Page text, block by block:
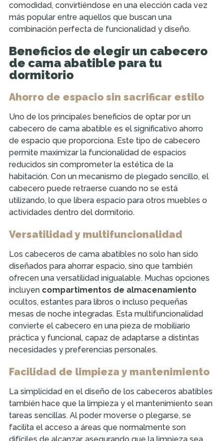
comodidad, convirtiéndose en una elección cada vez
más popular entre aquellos que buscan una
combinación perfecta de funcionalidad y diseño.
Beneficios de elegir un cabecero
de cama abatible para tu
dormitorio
Ahorro de espacio sin sacrificar estilo
Uno de los principales beneficios de optar por un
cabecero de cama abatible es el significativo ahorro
de espacio que proporciona. Este tipo de cabecero
permite maximizar la funcionalidad de espacios
reducidos sin comprometer la estética de la
habitación. Con un mecanismo de plegado sencillo, el
cabecero puede retraerse cuando no se está
utilizando, lo que libera espacio para otros muebles o
actividades dentro del dormitorio.
Versatilidad y multifuncionalidad
Los cabeceros de cama abatibles no solo han sido
diseñados para ahorrar espacio, sino que también
ofrecen una versatilidad inigualable. Muchas opciones
incluyen compartimentos de almacenamiento
ocultos, estantes para libros o incluso pequeñas
mesas de noche integradas. Esta multifuncionalidad
convierte el cabecero en una pieza de mobiliario
práctica y funcional, capaz de adaptarse a distintas
necesidades y preferencias personales.
Facilidad de limpieza y mantenimiento
La simplicidad en el diseño de los cabeceros abatibles
también hace que la limpieza y el mantenimiento sean
tareas sencillas. Al poder moverse o plegarse, se
facilita el acceso a áreas que normalmente son